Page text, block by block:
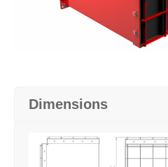
Dimensions